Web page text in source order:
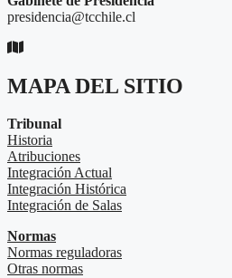
presidencia@tcchile.cl
MAPA DEL SITIO
Tribunal
Historia
Atribuciones
Integración Actual
Integración Histórica
Integración de Salas
Normas
Normas reguladoras
Otras normas